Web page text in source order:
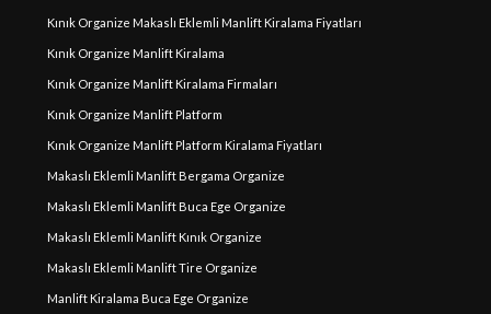
Kınık Organize Makaslı Eklemli Manlift Kiralama Fiyatları
Kınık Organize Manlift Kiralama
Kınık Organize Manlift Kiralama Firmaları
Kınık Organize Manlift Platform
Kınık Organize Manlift Platform Kiralama Fiyatları
Makaslı Eklemli Manlift Bergama Organize
Makaslı Eklemli Manlift Buca Ege Organize
Makaslı Eklemli Manlift Kınık Organize
Makaslı Eklemli Manlift Tire Organize
Manlift Kiralama Buca Ege Organize